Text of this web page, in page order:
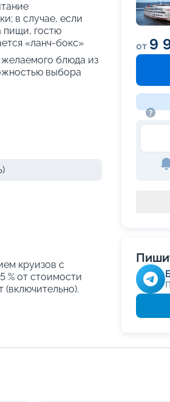
в случае, если
пищи, гостю
«ланч-бокс»
желаемого блюда из
выбора
круизов с
% от стоимости
(включительно).
от 9